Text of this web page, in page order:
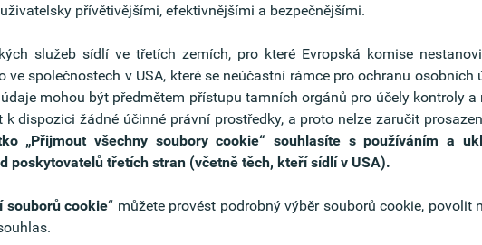
zasílány i e-mailem na adresu xs2a-support@finapi.io
the guidelines of the Berlin Group.
přívětivějšími, efektivnějšími a bezpečnějšími.
služeb sídlí ve třetích zemích, pro které Evropská komise
ve společnostech v USA, které se neúčastní rámce pro ochranu osobních
mohou být předmětem přístupu tamních orgánů pro účely kontroly
dispozici žádné účinné právní prostředky, a proto nelze zaručit
„Přijmout všechny soubory cookie“ souhlasíte s používáním a
poskytovatelů třetích stran (včetně těch, kteří sídlí v USA).
souborů cookie“ můžete provést podrobný výběr souborů cookie, povolit